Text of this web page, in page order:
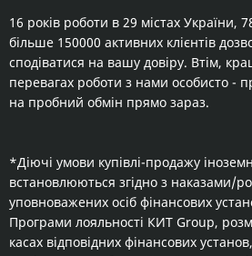
16 років роботи в 29 містах України,
більше 150000 активних клієнтів
сподіватися на вашу довіру. Втім,
перевагах роботи з нами особисто -
на пробний обмін прямо зараз.
*Діючі умови купівлі-продажу
встановлюються згідно з наказами/
уповноважених осіб фінансових
Програми лояльності КИТ Group,
касах відповідних фінансових